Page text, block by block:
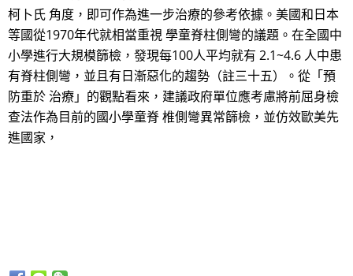
柯卜氏 角度，即可作為進一步治療的參考依據。美國和日本
等國從1970年代就相當重視 學童脊柱側彎的議題。在全國中
小學進行大規模篩檢，發現每100人平均就有 2.1~4.6 人中患
有脊柱側彎，並且有日漸惡化的趨勢（註三十五）。從「預
防重於 治療」的觀點看來，建議政府單位應考慮將前屈身檢
查法作為目前的國小學童脊 椎側彎異常篩檢，並仿效歐美先
進國家，